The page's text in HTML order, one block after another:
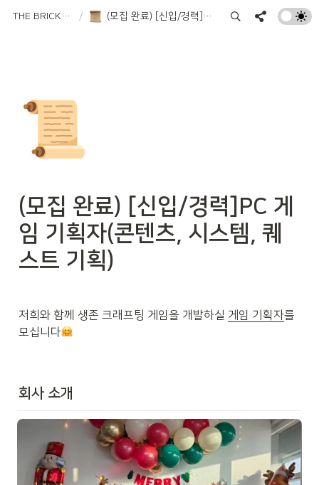
THE BRICKS GAMES / (모집 완료) [신입/경력]PC 게임 기획자(콘텐츠, 시스템, 퀘스트 기획)
📜
(모집 완료) [신입/경력]PC 게
임 기획자(콘텐츠, 시스템, 퀘
스트 기획)
저희와 함께 생존 크래프팅 게임을 개발하실 게임 기획자를
모십니다
회사 소개